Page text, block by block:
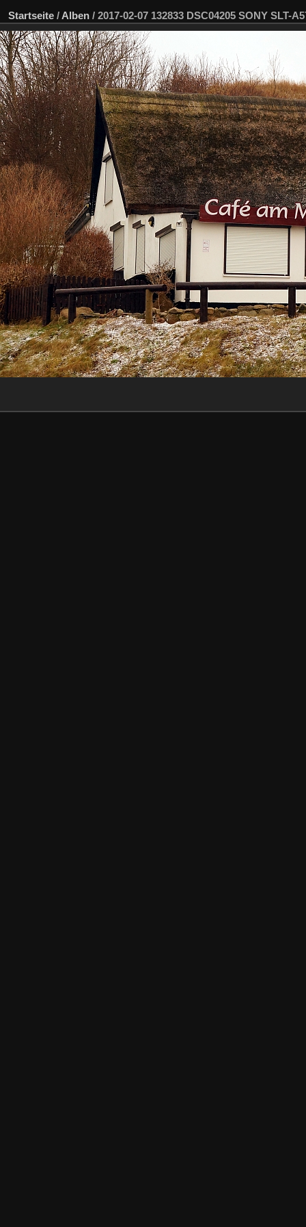
Startseite / Alben / 2017-02-07 132833 DSC04205 SONY SLT-